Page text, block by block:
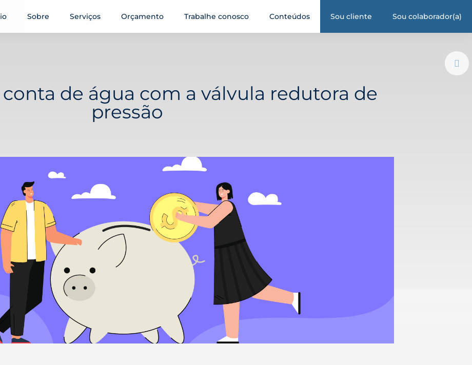
Sobre Serviços Orçamento Trabalhe conosco Conteúdos Sou cliente Sou colaborador(a)
de água com a válvula redutora de
pressão